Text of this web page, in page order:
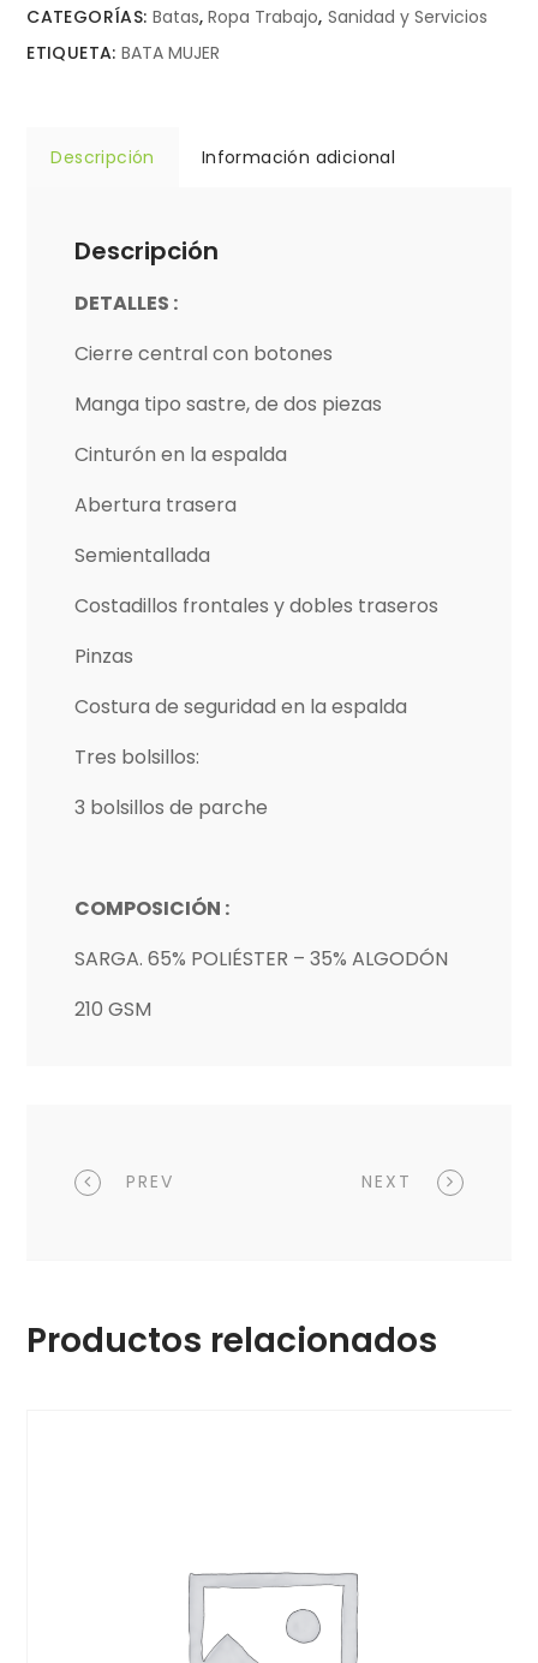
CATEGORÍAS: Batas,Ropa Trabajo,Sanidad y Servicios
ETIQUETA: BATA MUJER
Descripción Información adicional
Descripción
DETALLES :
Cierre central con botones
Manga tipo sastre, de dos piezas
Cinturón en la espalda
Abertura trasera
Semientallada
Costadillos frontales y dobles traseros
Pinzas
Costura de seguridad en la espalda
Tres bolsillos:
3 bolsillos de parche
COMPOSICIÓN :
SARGA. 65% POLIÉSTER – 35% ALGODÓN
210 GSM
PREV NEXT
Productos relacionados